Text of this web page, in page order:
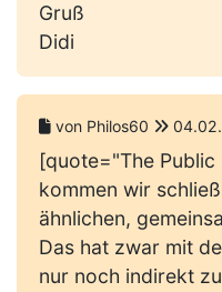
Gruß
Didi
von Philos60
[quote="The Public
kommen wir
ähnlichen,
Das hat zwar mit
nur noch indirekt